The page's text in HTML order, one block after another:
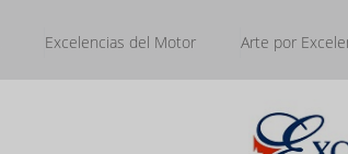
Excelencias del Motor Arte por